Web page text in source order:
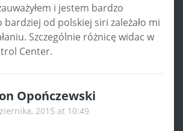
i jestem bardzo
od polskiej siri zależało mi
Szczególnie różnicę widac w
Center.
Opończewski
2015 at 10:49